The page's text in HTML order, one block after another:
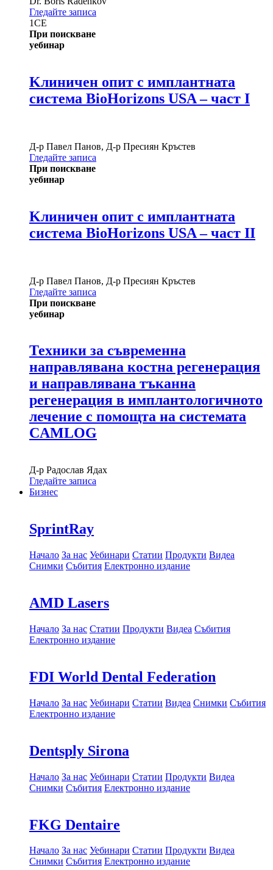
Гледайте записа
1CE
При поискване
уебинар
Kлиничен опит с имплантната
система BioHorizons USA – част I
Д-р Павел Панов, Д-р Пресиян Кръстев
Гледайте записа
При поискване
уебинар
Kлиничен опит с имплантната
система BioHorizons USA – част II
Д-р Павел Панов, Д-р Пресиян Кръстев
Гледайте записа
При поискване
уебинар
Техники за съвременна
направлявана костна регенерация
и направлявана тъканна
регенерация в имплантологичното
лечение с помощта на системата
CAMLOG
Д-р Радослав Ядах
Гледайте записа
Бизнес
SprintRay
Начало За нас Уебинари Статии Продукти Видеа
Снимки Събития Електронно издание
AMD Lasers
Начало За нас Статии Продукти Видеа Събития
Електронно издание
FDI World Dental Federation
Начало За нас Уебинари Статии Видеа Снимки Събития
Електронно издание
Dentsply Sirona
Начало За нас Уебинари Статии Продукти Видеа
Снимки Събития Електронно издание
FKG Dentaire
Начало За нас Уебинари Статии Продукти Видеа
Снимки Събития Електронно издание